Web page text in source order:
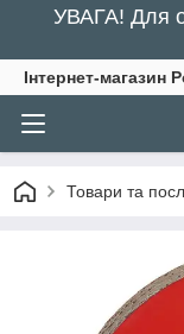
УВАГА! Для
Інтернет-магазин
Товари та